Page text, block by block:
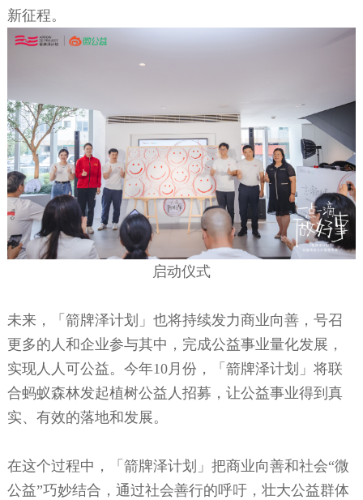
新征程。
启动仪式
未来，「箭牌泽计划」也将持续发力商业向善，号召
更多的人和企业参与其中，完成公益事业量化发展，
实现人人可公益。今年10月份，「箭牌泽计划」将联
合蚂蚁森林发起植树公益人招募，让公益事业得到真
实、有效的落地和发展。
在这个过程中，「箭牌泽计划」把商业向善和社会“微
公益”巧妙结合，通过社会善行的呼吁，壮大公益群体